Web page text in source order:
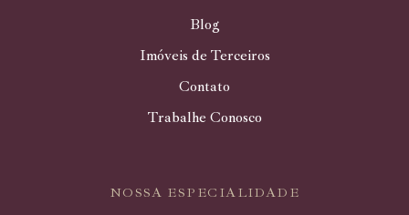
Blog
Imóveis de Terceiros
Contato
Trabalhe Conosco
NOSSA ESPECIALIDADE